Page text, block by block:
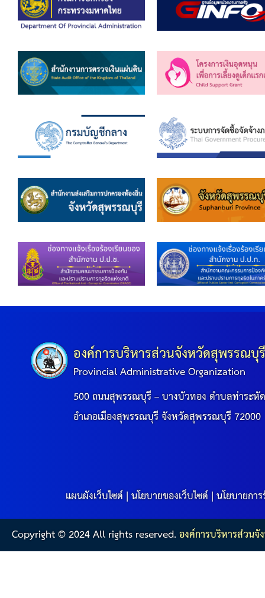
ข้อบัญญัติอื่นๆ ของ อบจ.สุพรรณบุรี
รายงานการประชุมสภา อบจ.สุพรรณบุรี
รายงานรายรับรายจ่าย อบจ.สุพรรณบุรี
รายงานการติดตามและประเมินผลแผนพัฒนาท้องถิ่
ระบบสืบค้นข้อมูล ประกาศ ก.จ.จ. สุพรรณบุรี (พ.ศ
คลินิกเซ็นเตอร์
รายงานเครื่องจักรกล อบจ.
ศูนย์อำนวยการการเลือกตั้ง สมาชิกสภาและนายก
องค์การบริหารส่วนจังหวัดสุพรรณบุ
Provincial Administrative Organization
500 ถนนสุพรรณบุรี – บางบัวทอง ตำบลท่าระหั
อำเภอเมืองสุพรรณบุรี จังหวัดสุพรรณบุรี 72000
แผนผังเว็บไซต์|นโยบายของเว็บไซต์|นโยบายกา
Copyright © 2024 All rights reserved.องค์การบริหารส่วน